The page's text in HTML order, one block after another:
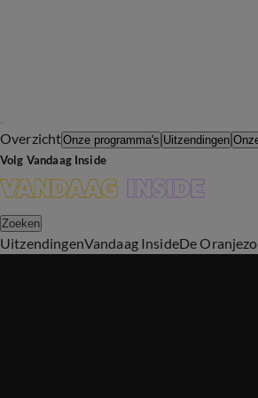
OverzichtOnze programma's Uitzendingen
Volg Vandaag Inside
Zoeken
UitzendingenVandaag InsideDe